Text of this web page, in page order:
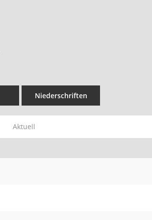
Niederschriften
Aktuell